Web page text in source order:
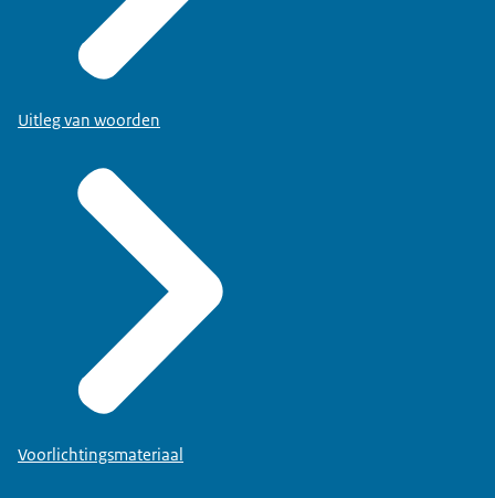
Uitleg van woorden
Voorlichtingsmateriaal